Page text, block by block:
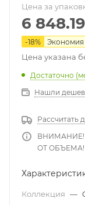
Цена за
6 848.19
-18% Экономия
Цена указана
Достаточно
Нашли
Рассчитать
ВНИМАНИЕ!
ОТ ОБЪЕМА!
Коллекция —